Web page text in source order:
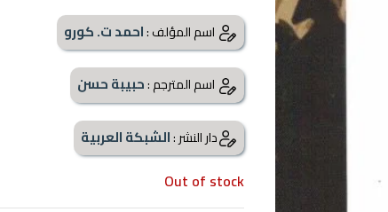
اسم المؤلف :احمد ت. كورو
اسم المترجم :حبيبة حسن
دار النشر :الشبكة العربية
Out of stock